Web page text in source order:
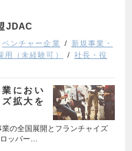
JDAC
ベンチャー企業
新規事業・
用（未経験可）
社長・役
におい
拡大を
の全国展開とフランチャイズ
ッパー…